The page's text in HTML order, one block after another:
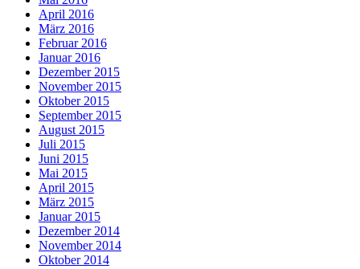
April 2016
März 2016
Februar 2016
Januar 2016
Dezember 2015
November 2015
Oktober 2015
September 2015
August 2015
Juli 2015
Juni 2015
Mai 2015
April 2015
März 2015
Januar 2015
Dezember 2014
November 2014
Oktober 2014